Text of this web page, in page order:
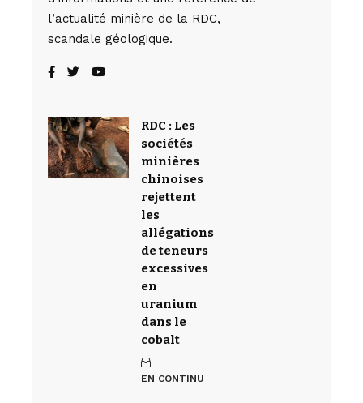
l’actualité minière de la RDC,
scandale géologique.
RDC : Les
sociétés
minières
chinoises
rejettent
les
allégations
de teneurs
excessives
en
uranium
dans le
cobalt
EN CONTINU